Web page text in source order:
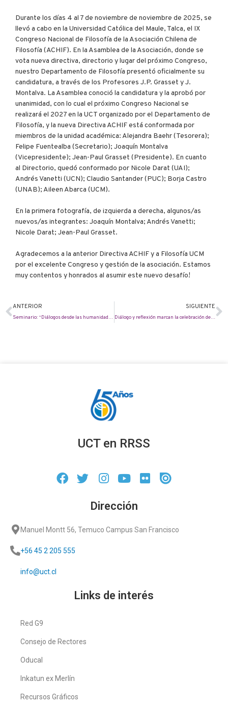
Durante los días 4 al 7 de noviembre de noviembre de 2025, se
llevó a cabo en la Universidad Católica del Maule, Talca, el IX
Congreso Nacional de Filosofía de la Asociación Chilena de
Filosofía (ACHIF). En la Asamblea de la Asociación, donde se
vota nueva directiva, directorio y lugar del próximo Congreso,
nuestro Departamento de Filosofía presentó oficialmente su
candidatura, a través de los Profesores J.P. Grasset y J.
Montalva. La Asamblea conoció la candidatura y la aprobó por
unanimidad, con lo cual el próximo Congreso Nacional se
realizará el 2027 en la UCT organizado por el Departamento de
Filosofía, y la nueva Directiva ACHIF está conformada por
miembros de la unidad académica: Alejandra Baehr (Tesorera);
Felipe Fuentealba (Secretario); Joaquín Montalva
(Vicepresidente); Jean-Paul Grasset (Presidente). En cuanto
al Directorio, quedó conformado por Nicole Darat (UAI);
Andrés Vanetti (UCN); Claudio Santander (PUC); Borja Castro
(UNAB); Aileen Abarca (UCM).
En la primera fotografía, de izquierda a derecha, algunos/as
nuevos/as integrantes: Joaquín Montalva; Andrés Vanetti;
Nicole Darat; Jean-Paul Grasset.
Agradecemos a la anterior Directiva ACHIF y a Filosofía UCM
por el excelente Congreso y gestión de la asociación. Estamos
muy contentos y honrados al asumir este nuevo desafío!
ANTERIOR
Seminario: “Diálogos desde las humanidades: crisis y devenir”
SIGUIENTE
Diálogo y reflexión marcan la celebración del Día Mundial de la Filosofía junto a la UCT
UCT en RRSS
Dirección
Manuel Montt 56, Temuco Campus San Francisco
+56 45 2 205 555
info@uct.cl
Links de interés
Red G9
Consejo de Rectores
Oducal
Inkatun ex Merlín
Recursos Gráficos